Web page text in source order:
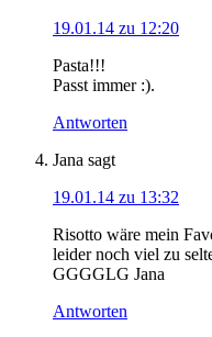
19.01.14 zu 12:20
Pasta!!!
Passt immer :).
Antworten
Jana sagt
19.01.14 zu 13:32
Risotto wäre mein
leider noch viel zu
GGGGLG Jana
Antworten